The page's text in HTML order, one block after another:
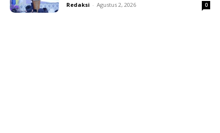
Redaksi - Agustus 2, 2026 0